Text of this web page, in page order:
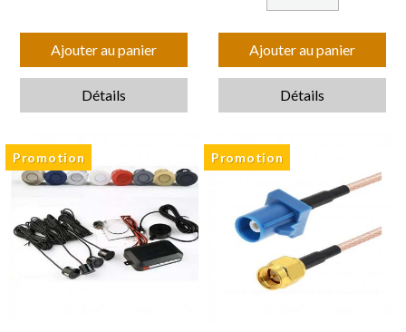
Ajouter au panier
Détails
Ajouter au panier
Détails
Promotion Promotion